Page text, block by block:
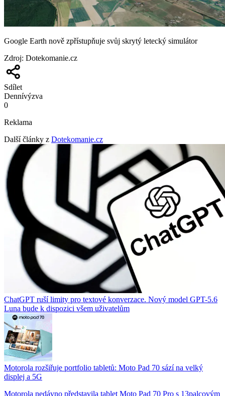
Google Earth nově zpřístupňuje svůj skrytý letecký simulátor
Zdroj: Dotekomanie.cz
Sdílet
Dennívýzva
0
Reklama
Další články z Dotekomanie.cz
ChatGPT ruší limity pro textové konverzace. Nový model GPT-5.6
Luna bude k dispozici všem uživatelům
Motorola rozšiřuje portfolio tabletů: Moto Pad 70 sází na velký
displej a 5G
Motorola nedávno představila tablet Moto Pad 70 Pro s 13palcovým